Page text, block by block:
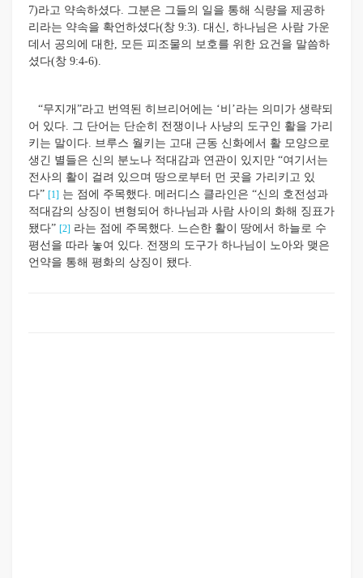
7)라고 약속하셨다. 그분은 그들의 일을 통해 식량을 제공하
리라는 약속을 확언하셨다(창 9:3). 대신, 하나님은 사람 가운
데서 공의에 대한, 모든 피조물의 보호를 위한 요건을 말씀하
셨다(창 9:4-6).
“무지개”라고 번역된 히브리어에는 ‘비’라는 의미가 생략되
어 있다. 그 단어는 단순히 전쟁이나 사냥의 도구인 활을 가리
키는 말이다. 브루스 월키는 고대 근동 신화에서 활 모양으로
생긴 별들은 신의 분노나 적대감과 연관이 있지만 “여기서는
전사의 활이 걸려 있으며 땅으로부터 먼 곳을 가리키고 있
다” [1] 는 점에 주목했다. 메러디스 클라인은 “신의 호전성과
적대감의 상징이 변형되어 하나님과 사람 사이의 화해 징표가
됐다” [2] 라는 점에 주목했다. 느슨한 활이 땅에서 하늘로 수
평선을 따라 놓여 있다. 전쟁의 도구가 하나님이 노아와 맺은
언약을 통해 평화의 상징이 됐다.